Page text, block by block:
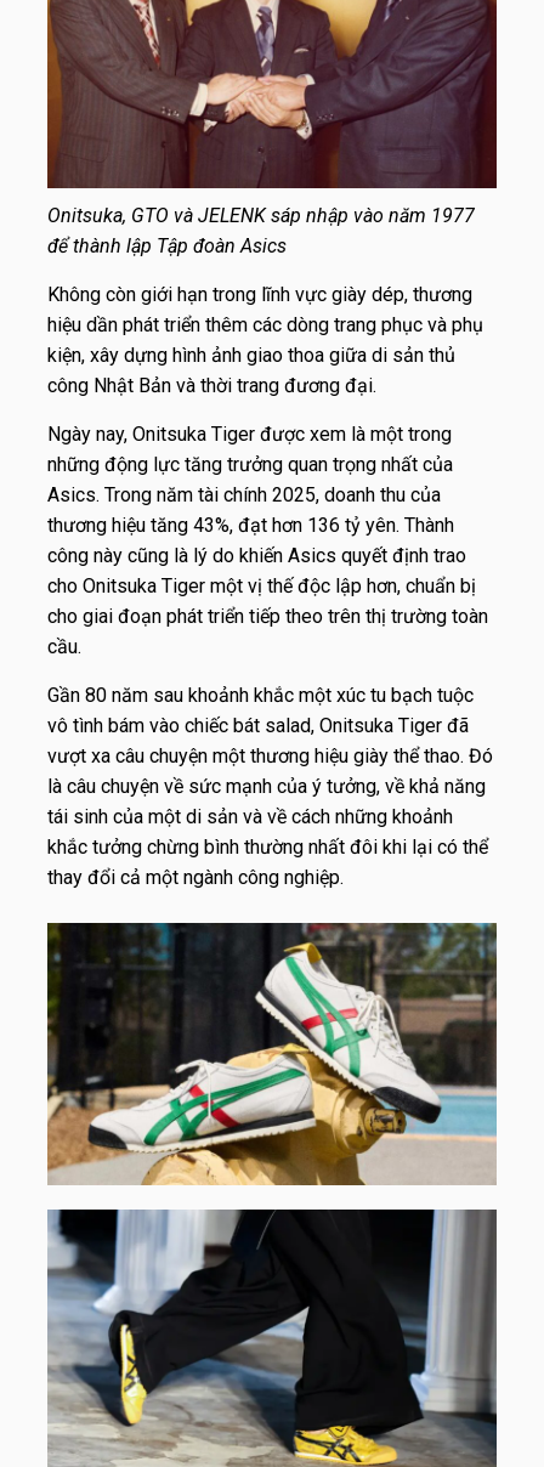
Onitsuka, GTO và JELENK sáp nhập vào năm 1977
để thành lập Tập đoàn Asics
Không còn giới hạn trong lĩnh vực giày dép, thương
hiệu dần phát triển thêm các dòng trang phục và phụ
kiện, xây dựng hình ảnh giao thoa giữa di sản thủ
công Nhật Bản và thời trang đương đại.
Ngày nay, Onitsuka Tiger được xem là một trong
những động lực tăng trưởng quan trọng nhất của
Asics. Trong năm tài chính 2025, doanh thu của
thương hiệu tăng 43%, đạt hơn 136 tỷ yên. Thành
công này cũng là lý do khiến Asics quyết định trao
cho Onitsuka Tiger một vị thế độc lập hơn, chuẩn bị
cho giai đoạn phát triển tiếp theo trên thị trường toàn
cầu.
Gần 80 năm sau khoảnh khắc một xúc tu bạch tuộc
vô tình bám vào chiếc bát salad, Onitsuka Tiger đã
vượt xa câu chuyện một thương hiệu giày thể thao. Đó
là câu chuyện về sức mạnh của ý tưởng, về khả năng
tái sinh của một di sản và về cách những khoảnh
khắc tưởng chừng bình thường nhất đôi khi lại có thể
thay đổi cả một ngành công nghiệp.